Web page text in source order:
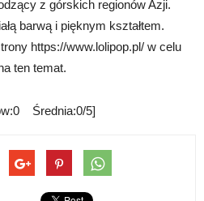
z górskich regionów Azji.
barwą i pięknym kształtem.
https://www.lolipop.pl/ w celu
ten temat.
Średnia:0/5]